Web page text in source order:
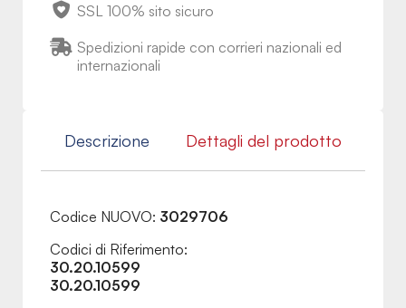
SSL 100% sito sicuro
Spedizioni rapide con corrieri nazionali ed
internazionali
Descrizione Dettagli del prodotto
Codice NUOVO: 3029706
Codici di Riferimento:
30.20.10599
30.20.10599